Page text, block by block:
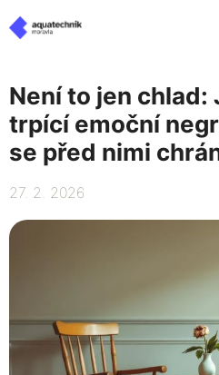
na
Není to jen chlad:
trpící emoční
se před nimi
27. 2. 2026